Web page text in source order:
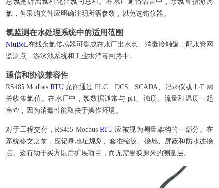
总氯是游离氯和化合氯的总和。在水厂通俗语言中，余氯常指游离
氯，但采购文件应明确注明所需参数，以免选错仪器。
氯监测在水处理系统中的适用范围
NiuBoL在线余氯传感器可集成在水厂出水点、消毒接触罐、配水管网
监测点、游泳池系统和工业水消毒回路中。
通信和协议兼容性
RS485 ModbusRTU 允许通过 PLC、DCS、SCADA、记录仪或 IoT 网
关收集氯值。在水厂中，氯数据通常与 pH、浊度、流量和温度一起
审查，因为消毒性能取决于操作环境。
对于工程交付，RS485 ModbusRTU 应被视为测量架构的一部分。在
系统移交之前，应记录地址规划、套准缩放、接地、屏蔽和防水连接
点。这有助于买方以后扩展项目，而无需更换原来的测量层。